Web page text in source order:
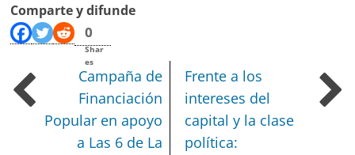
Comparte y difunde
0
Shar
es
Campaña de
Financiación
Popular en apoyo
a Las 6 de La
Frente a los
intereses del
capital y la clase
política: